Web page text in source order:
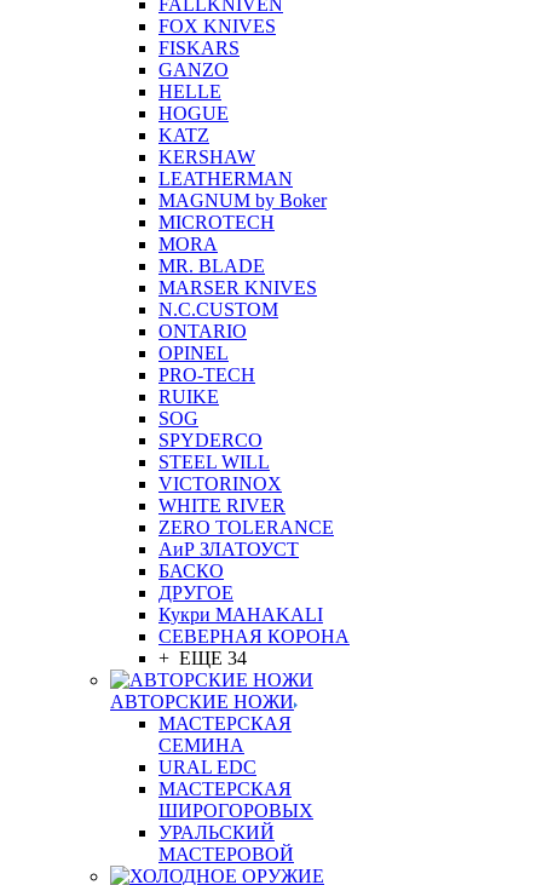
FALLKNIVEN
FOX KNIVES
FISKARS
GANZO
HELLE
HOGUE
KATZ
KERSHAW
LEATHERMAN
MAGNUM by Boker
MICROTECH
MORA
MR. BLADE
MARSER KNIVES
N.C.CUSTOM
ONTARIO
OPINEL
PRO-TECH
RUIKE
SOG
SPYDERCO
STEEL WILL
VICTORINOX
WHITE RIVER
ZERO TOLERANCE
АиР ЗЛАТОУСТ
БАСКО
ДРУГОЕ
Кукри MAHAKALI
СЕВЕРНАЯ КОРОНА
+ ЕЩЕ 34
АВТОРСКИЕ НОЖИ
МАСТЕРСКАЯ
СЕМИНА
URAL EDC
МАСТЕРСКАЯ
ШИРОГОРОВЫХ
УРАЛЬСКИЙ
МАСТЕРОВОЙ